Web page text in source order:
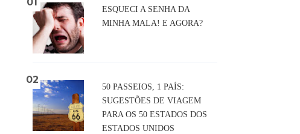
ESQUECI A SENHA DA
MINHA MALA! E AGORA?
50 PASSEIOS, 1 PAÍS:
SUGESTÕES DE VIAGEM
PARA OS 50 ESTADOS DOS
ESTADOS UNIDOS